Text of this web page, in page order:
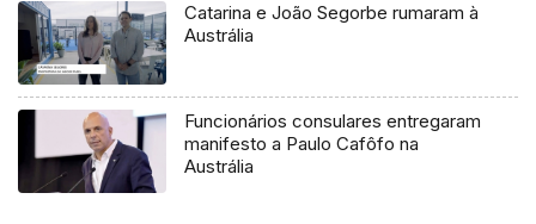
Catarina e João Segorbe rumaram à
Austrália
Funcionários consulares entregaram
manifesto a Paulo Cafôfo na
Austrália